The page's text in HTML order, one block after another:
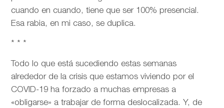
cuando en cuando, tiene que ser 100% presencial.
Esa rabia, en mi caso, se duplica.
* * *
Todo lo que está sucediendo estas semanas
alrededor de la crisis que estamos viviendo por el
COVID-19 ha forzado a muchas empresas a
«obligarse» a trabajar de forma deslocalizada. Y, de